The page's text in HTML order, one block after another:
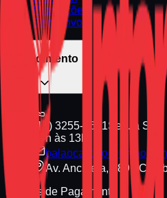
Promoções
Seminovos
Atendimento
(19) 3255-1661Seg. a Sex.
09h às 13h
Av. Anchieta, 789 -
Formas de Pagamento